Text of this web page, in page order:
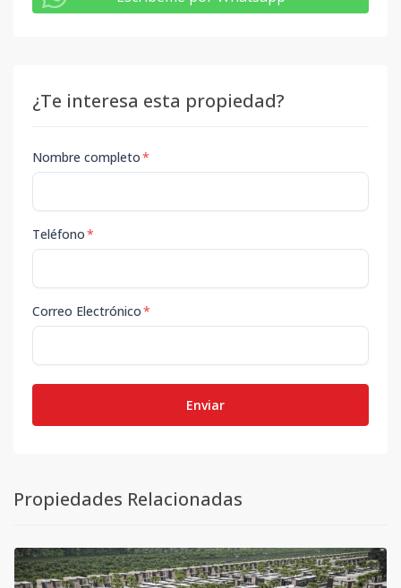
¿Te interesa esta propiedad?
Nombre completo*
Teléfono*
Correo Electrónico*
Enviar
Propiedades Relacionadas